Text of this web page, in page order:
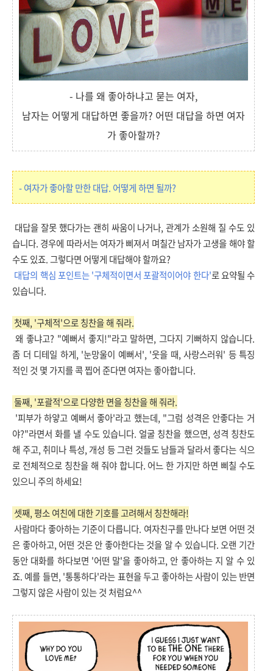
- 나를 왜 좋아하냐고 묻는 여자,
남자는 어떻게 대답하면 좋을까? 어떤 대답을 하면 여자
가 좋아할까?
- 여자가 좋아할 만한 대답. 어떻게 하면 될까?
대답을 잘못 했다가는 괜히 싸움이 나거나, 관계가 소원해 질 수도 있
습니다. 경우에 따라서는 여자가 삐져서 며칠간 남자가 고생을 해야 할
수도 있죠. 그렇다면 어떻게 대답해야 할까요?
대답의 핵심 포인트는 '구체적이면서 포괄적이어야 한다'로 요약될 수
있습니다.
첫째, '구체적'으로 칭찬을 해 줘라.
왜 좋냐고? "예뻐서 좋지!"라고 말하면, 그다지 기뻐하지 않습니다.
좀 더 디테일 하게, '눈망울이 예뻐서', '웃을 때, 사랑스러워' 등 특징
적인 것 몇 가지를 콕 찝어 준다면 여자는 좋아합니다.
둘째, '포괄적'으로 다양한 면을 칭찬을 해 줘라.
'피부가 하얗고 예뻐서 좋아'라고 했는데, "그럼 성격은 안좋다는 거
야?"라면서 화를 낼 수도 있습니다. 얼굴 칭찬을 했으면, 성격 칭찬도
해 주고, 취미나 특성, 개성 등 그런 것들도 남들과 달라서 좋다는 식으
로 전체적으로 칭찬을 해 줘야 합니다. 어느 한 가지만 하면 삐칠 수도
있으니 주의 하세요!
셋째, 평소 여친에 대한 기호를 고려해서 칭찬해라!
사람마다 좋아하는 기준이 다릅니다. 여자친구를 만나다 보면 어떤 것
은 좋아하고, 어떤 것은 안 좋아한다는 것을 알 수 있습니다. 오랜 기간
동안 대화를 하다보면 '어떤 말'을 좋아하고, 안 좋아하는 지 알 수 있
죠. 예를 들면, '통통하다'라는 표현을 두고 좋아하는 사람이 있는 반면
그렇지 않은 사람이 있는 것 처럼요^^